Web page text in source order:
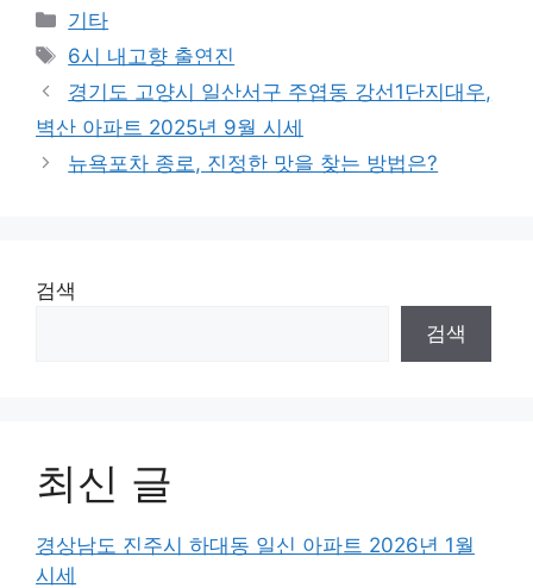
Categories
기타
Tags
6시 내고향 출연진
경기도 고양시 일산서구 주엽동 강선1단지대우,
벽산 아파트 2025년 9월 시세
뉴욕포차 종로, 진정한 맛을 찾는 방법은?
검색
검색
최신 글
경상남도 진주시 하대동 일신 아파트 2026년 1월
시세